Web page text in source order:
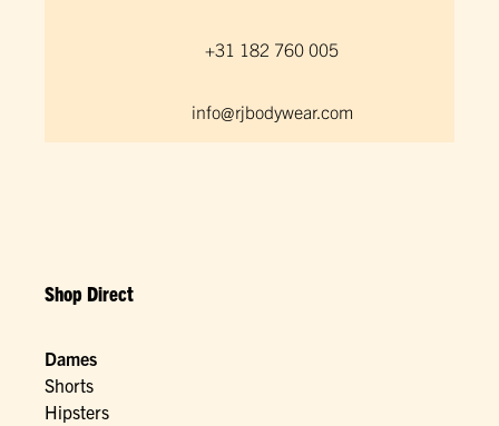
+31 182 760 005
info@rjbodywear.com
Shop Direct
Dames
Shorts
Hipsters